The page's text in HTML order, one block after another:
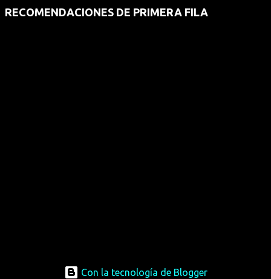
RECOMENDACIONES DE PRIMERA FILA
Con la tecnología de Blogger